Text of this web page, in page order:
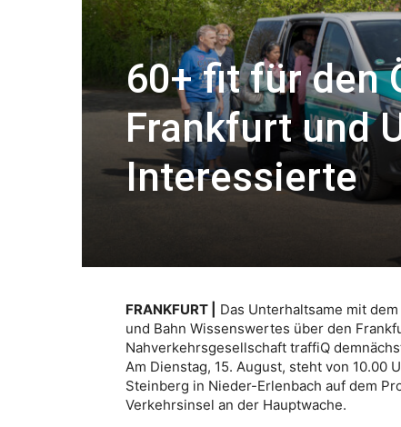
60+ fit für den
Frankfurt und
Interessierte
FRANKFURT |
Das Unterhaltsame mit
und Bahn Wissenswertes über den
Nahverkehrsgesellschaft traffiQ
Am Dienstag, 15. August, steht von 10.00
Steinberg in Nieder-Erlenbach auf dem
Verkehrsinsel an der Hauptwache.